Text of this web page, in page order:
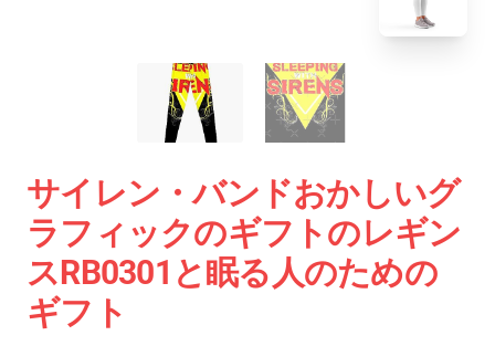
サイレン・バンドおかしいグ
ラフィックのギフトのレギン
スRB0301と眠る人のための
ギフト